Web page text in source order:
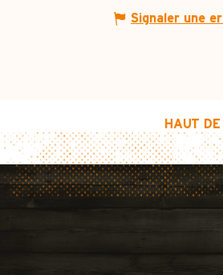
Signaler une
HAUT